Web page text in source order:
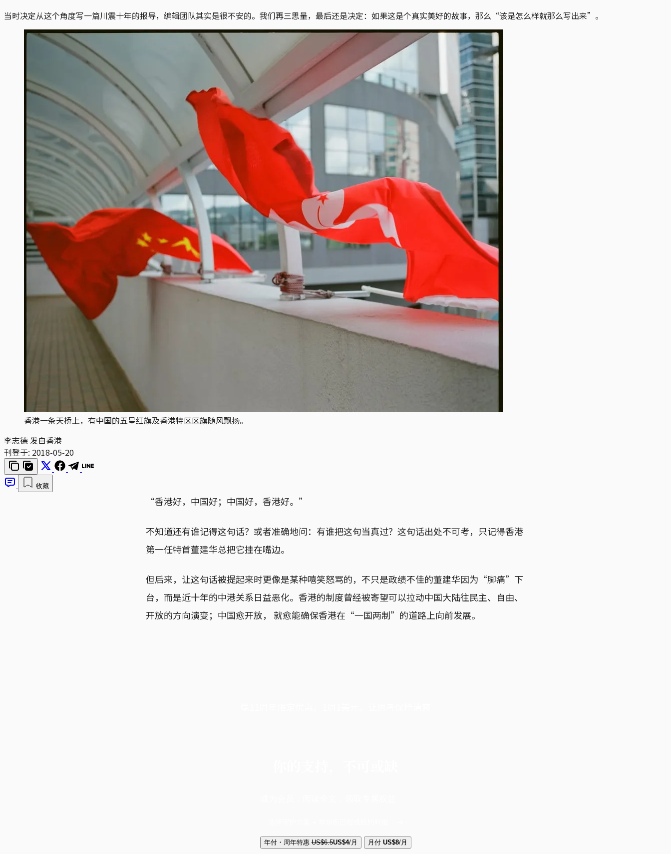
当时决定从这个角度写一篇川震十年的报导，编辑团队其实是很不安的。我们再三思量，最后还是决定：如果这是个真实美好的故事，那么“该是怎么样就那么写出来”。
香港一条天桥上，有中国的五星红旗及香港特区区旗随风飘扬。
李志德 发自香港
刊登于: 2018-05-20
收藏
“香港好，中国好；中国好，香港好。”
不知道还有谁记得这句话？或者准确地问：有谁把这句当真过？这句话出处不可考，只记得香港
第一任特首董建华总把它挂在嘴边。
但后来，让这句话被提起来时更像是某种嘻笑怒骂的，不只是政绩不佳的董建华因为“脚痛”下
台，而是近十年的中港关系日益恶化。香港的制度曾经被寄望可以拉动中国大陆往民主、自由、
开放的方向演变；中国愈开放， 就愈能确保香港在“一国两制”的道路上向前发展。
年付・周年特惠 US$6.5US$4/月 月付 US$8/月